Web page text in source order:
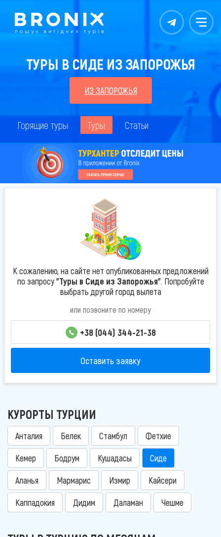
Контакты Меню
ТУРЫ В СИДЕ ИЗ ЗАПОРОЖЬЯ
ИЗ ЗАПОРОЖЬЯ
Горящие туры Туры Статьи
К сожалению, на сайте нет опубликованных предложений
по запросу"Туры в Сиде из Запорожья". Попробуйте
выбрать другой город вылета
или позвоните по номеру
+38 (044) 344-21-38
Оставить заявку
КУРОРТЫ ТУРЦИИ
Анталия Белек Стамбул Фетхие
Кемер Бодрум Кушадасы Сиде
Аланья Мармарис Измир Кайсери
Каппадокия Дидим Даламан Чешме